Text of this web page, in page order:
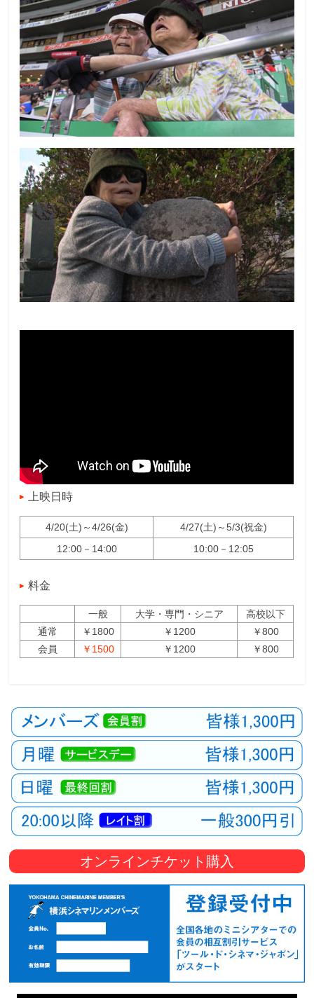
上映日時
4/20(土)～4/26(金)
4/27(土)～5/3(祝金)
12:00－14:00
10:00－12:05
料金
一般 大学・専門・シニア
高校以下
通常
￥1800 ￥1200
￥800
会員
￥1500 ￥1200 ￥800
オンラインチケット購入